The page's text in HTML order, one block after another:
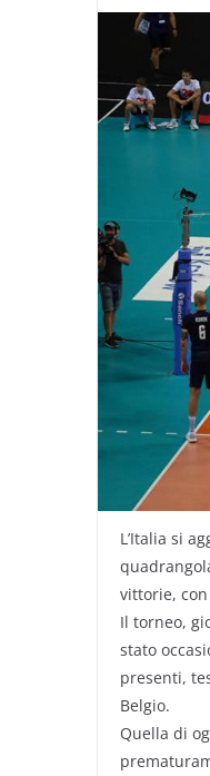
L’Italia si
vittorie,
Il torneo,
stato
presenti,
Belgio.
Quella di